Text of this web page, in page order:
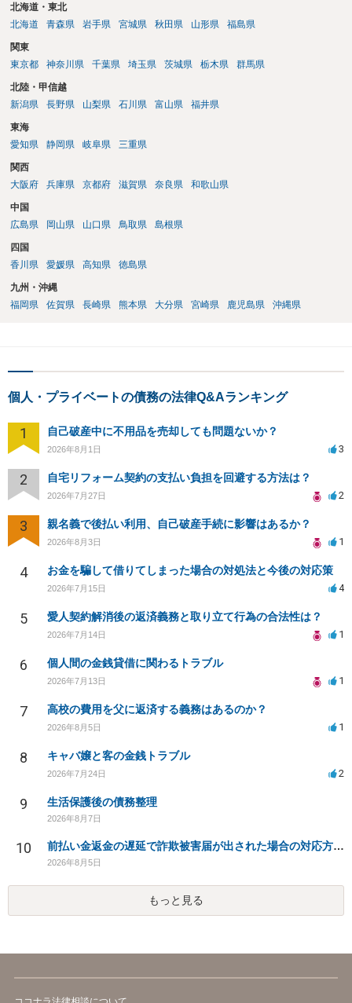
北海道・東北
北海道
青森県 岩手県 宮城県 秋田県 山形県 福島県
関東
東京都
神奈川県 千葉県 埼玉県 茨城県 栃木県 群馬県
北陸・甲信越
新潟県
長野県 山梨県 石川県 富山県 福井県
東海
愛知県
静岡県 岐阜県 三重県
関西
大阪府
兵庫県 京都府 滋賀県 奈良県 和歌山県
中国
広島県
岡山県 山口県 鳥取県 島根県
四国
香川県
愛媛県 高知県 徳島県
九州・沖縄
福岡県
佐賀県 長崎県 熊本県 大分県 宮崎県 鹿児島県 沖縄県
個人・プライベートの債務の法律Q&Aランキング
1 自己破産中に不用品を売却しても問題ないか？
2026年8月1日 3
2 自宅リフォーム契約の支払い負担を回避する方法は？
2026年7月27日 2
3 親名義で後払い利用、自己破産手続に影響はあるか？
2026年8月3日 1
4 お金を騙して借りてしまった場合の対処法と今後の対応策
2026年7月15日 4
5 愛人契約解消後の返済義務と取り立て行為の合法性は？
2026年7月14日 1
6 個人間の金銭貸借に関わるトラブル
2026年7月13日 1
7 高校の費用を父に返済する義務はあるのか？
2026年8月5日 1
8 キャバ嬢と客の金銭トラブル
2026年7月24日 2
9 生活保護後の債務整理
2026年8月7日
10 前払い金返金の遅延で詐欺被害届が出された場合の対応方法は？
2026年8月5日
もっと見る